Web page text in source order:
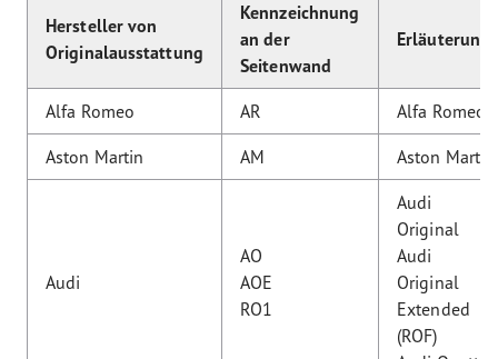
Hersteller von
Originalausstattung
Kennzeichnung
an der
Seitenwand
Erläuterung
Alfa Romeo AR Alfa Romeo
Aston Martin AM Aston Martin
Audi
AO
AOE
RO1
Audi
Original
Audi
Original
Extended
(ROF)